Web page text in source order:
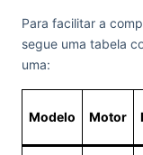
Para facilitar a
segue uma tabela
uma:
Modelo Motor